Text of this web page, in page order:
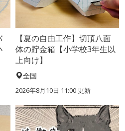
【夏の自由工作】切頂八面
体の貯金箱【小学校3年生以
上向け】
全国
2026年8月10日 11:00更新